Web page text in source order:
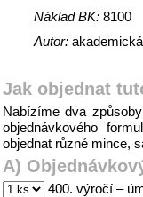
Náklad BK: 8100
Autor:
Jak objednat
Nabízíme dva
objednávkového
objednat různé mince,
A)
400. výročí –